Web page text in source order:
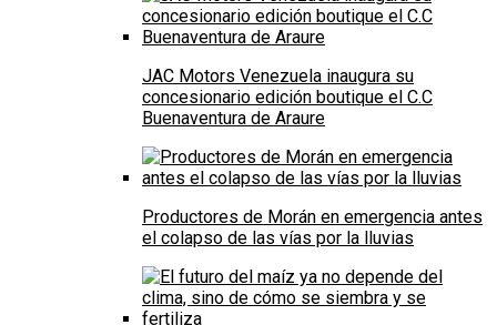
JAC Motors Venezuela inaugura su
concesionario edición boutique el C.C
Buenaventura de Araure
Productores de Morán en emergencia antes
el colapso de las vías por la lluvias